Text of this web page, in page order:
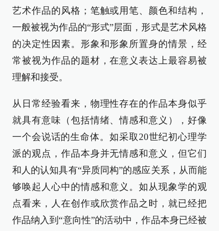
艺术作品的风格；笔触或用笔、颜色和结构，
一般被视为作品的“形式”层面，形式是艺术风格
的决定性因素。形象和形象所置身的情景，经
常被视为作品的题材，在意义表达上最容易被
理解和接受。
从日常经验看来，物理性存在的作品本身似乎
就具有意味（包括情绪、情感和意义），好像
一个会说话的生命体。如采取20世纪初心理学
派的观点，作品本身并无情感和意义，但它们
和人的认知具有“异质同构”的感应关系，从而能
够唤起人心中的情感和意义。如从现象学的观
点看来，人在创作或欣赏作品之时，就已经把
作品纳入到“意向性”的活动中，作品本身已经被